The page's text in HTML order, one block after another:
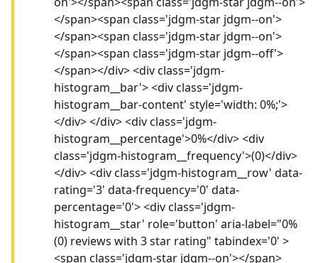
</span><span class='jdgm-star jdgm--on'>
</span><span class='jdgm-star jdgm--on'>
</span><span class='jdgm-star jdgm--off'>
</span></div> <div class='jdgm-
histogram__bar'> <div class='jdgm-
histogram__bar-content' style='width: 0%;'>
</div> </div> <div class='jdgm-
histogram__percentage'>0%</div> <div
class='jdgm-histogram__frequency'>(0)</div>
</div> <div class='jdgm-histogram__row' data-
rating='3' data-frequency='0' data-
percentage='0'> <div class='jdgm-
histogram__star' role='button' aria-label="0%
(0) reviews with 3 star rating" tabindex='0' >
<span class='jdgm-star jdgm--on'></span>